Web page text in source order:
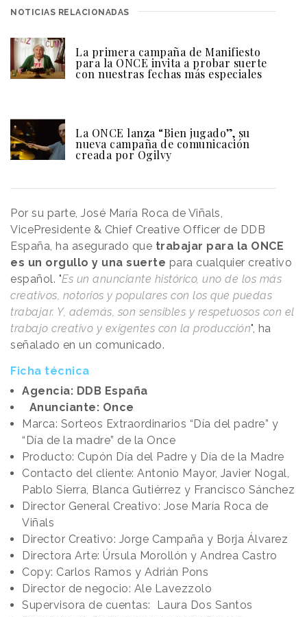
NOTICIAS RELACIONADAS
La primera campaña de Manifiesto
para la ONCE invita a probar suerte
con nuestras fechas más especiales
La ONCE lanza “Bien jugado”, su
nueva campaña de comunicación
creada por Ogilvy
Por su parte, José María Roca de Viñals,
VicePresidente & Chief Creative Officer de DDB
España, ha asegurado que trabajar para la ONCE
es un orgullo y una suerte para cualquier creativo
español. "Es un anunciante histórico, uno de los más
creativos, notorios y populares con los que puedas
trabajar. Y, además, son sensibles y respetuosos con el
trabajo creativo y exigentes con la producción", ha
señalado en un comunicado.
Ficha técnica
Agencia: DDB España
Anunciante: Once
Marca: Sorteos Extraordinarios “Día del padre” y
“Día de la madre” de la Once
Producto: Cupón Día del Padre y Día de la Madre
Contacto del cliente: Antonio Mayor, Javier Nogal,
Pablo Sierra, Blanca Gutiérrez y Francisco Sánchez
Director General Creativo: Jose María Roca de
Viñals
Director Creativo: Jorge Campaña y Borja Álvarez
Directora Arte: Úrsula Morollón y Andrea Castro
Copy: Carlos Ramos y Adrián Pons
Director de negocio: Ale Lavezzolo
Supervisora de cuentas: Laura Dos Santos